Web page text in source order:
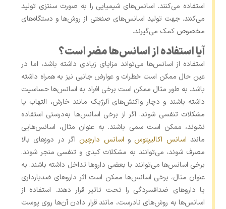
استفاده می‌کنند. اسانس‌های شیمیایی را به صورت سنتزی تولید
می‌کنند. جهت تولید اسانس‌های صنعتی از روش‌ها و دستگاه‌های
مخصوص کمک می‌گیرند.
آیا استفاده از اسانس‌ها مضر است؟
استفاده از اسانس‌ها می‌تواند مزایای زیادی داشته باشد، اما در
عین حال ممکن است خطرات و عوارض جانبی نیز به همراه داشته
باشد. به طور مثال ممکن است برخی افراد به اسانس‌ها حساسیت
داشته باشند و دچار واکنش‌های آلرژیک مانند خارش، التهاب یا
مشکلات تنفسی شوند. اگر از برخی اسانس‌ها به‌درستی استفاده
نشوند، ممکن است سمی باشند. به عنوان مثال، اسانس‌هایی
مانند اسانس اکالیپتوس و اسانس دارچین اگر در دوزهای بالا
مصرف شوند، می‌توانند به مشکلات کبدی و تنفسی منجر شوند.
برخی اسانس‌ها می‌توانند با بعضی داروها تداخل داشته باشند. به
عنوان مثال، برخی اسانس‌ها ممکن است اثر داروهای ضدبارداری
یا داروهای ضدافسردگی را تحت تاثیر قرار دهند. استفاده از
اسانس‌ها به روش‌های نادرست، مانند قرار دادن آن‌ها روی پوست